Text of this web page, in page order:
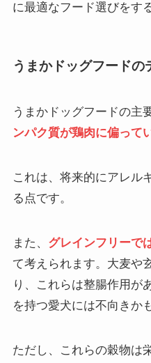
に最適なフード選びをす
うまかドッグフードの
うまかドッグフードの主
ンパク質が鶏肉に偏って
これは、将来的にアレル
る点です。
また、 グレインフリーで
て考えられます。大麦や
り、これらは整腸作用が
を持つ愛犬には不向きか
ただし、これらの穀物は